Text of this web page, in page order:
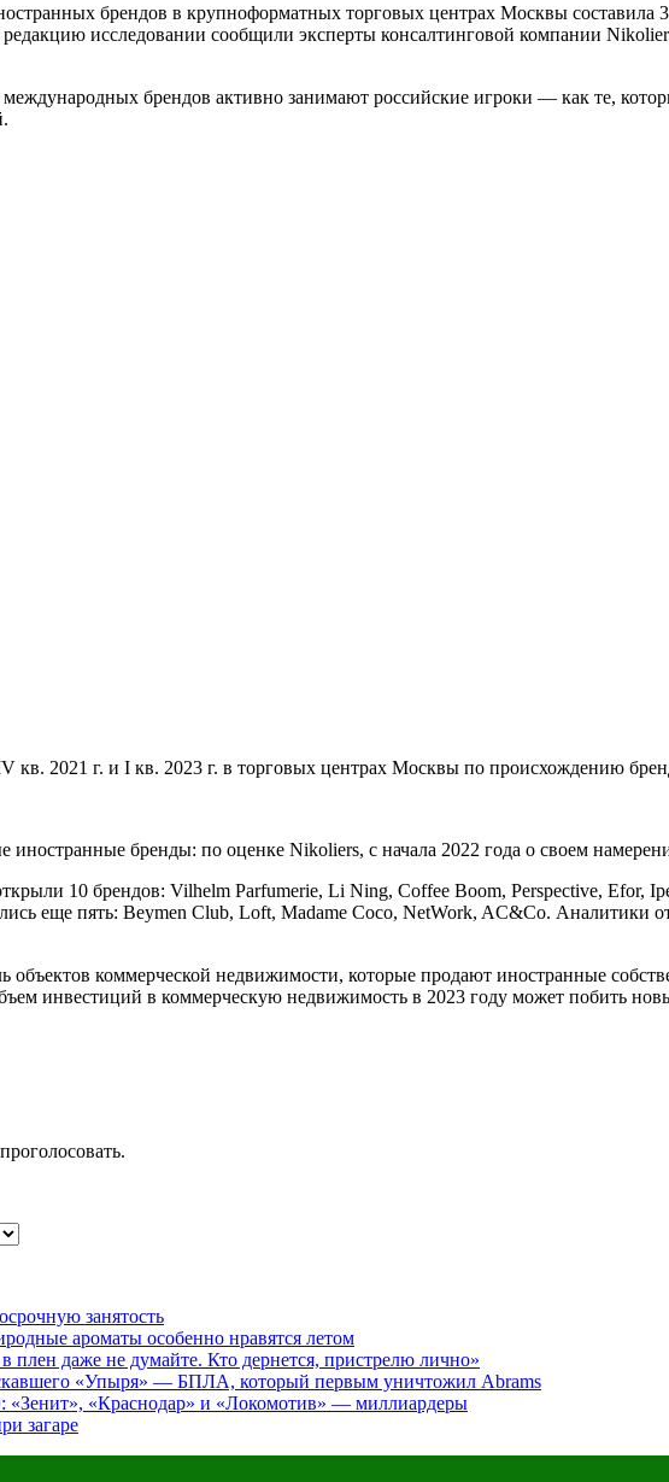
брендов в крупноформатных торговых центрах Москвы составила
исследовании сообщили эксперты консалтинговой компании
брендов активно занимают российские игроки — как те,
кв. 2021 г. и I кв. 2023 г. в торговых центрах Москвы по происхождению
бренды: по оценке Nikoliers, с начала 2022 года о своем
10 брендов: Vilhelm Parfumerie, Li Ning, Coffee Boom, Perspective,
еще пять: Beymen Club, Loft, Madame Coco, NetWork, AC&Co. Аналитики
объектов коммерческой недвижимости, которые продают иностранные
инвестиций в коммерческую недвижимость в 2023 году может побить
занятость
ароматы особенно нравятся летом
плен даже не думайте. Кто дернется, пристрелю лично»
«Упыря» — БПЛА, который первым уничтожил Abrams
«Краснодар» и «Локомотив» — миллиардеры
загаре